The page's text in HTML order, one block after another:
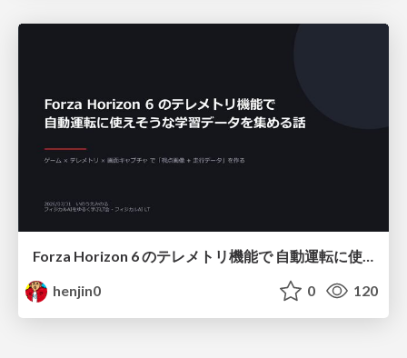
Forza Horizon 6 のテレメトリ機能で 自動運転に使えそうな学習データを集める話
henjin0
0 120